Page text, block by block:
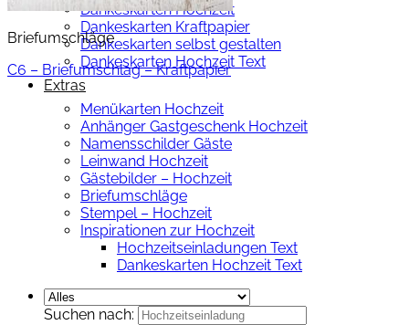
Dankeskarten Hochzeit
Dankeskarten Kraftpapier
Dankeskarten selbst gestalten
Dankeskarten Hochzeit Text
Extras
Menükarten Hochzeit
Anhänger Gastgeschenk Hochzeit
Namensschilder Gäste
Leinwand Hochzeit
Gästebilder – Hochzeit
Briefumschläge
Stempel – Hochzeit
Inspirationen zur Hochzeit
Hochzeitseinladungen Text
Dankeskarten Hochzeit Text
Suchen nach:
Briefumschläge
C6 – Briefumschlag – Kraftpapier